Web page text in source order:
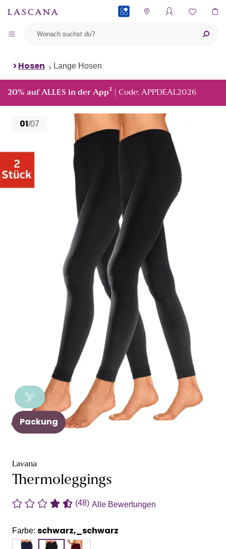
Hosen Lange Hosen
20% auf ALLES in der App² | Code: APPDEAL2026
01/07
Packung
Lavana
Thermoleggings
(48) Alle Bewertungen
Farbe: schwarz,_schwarz